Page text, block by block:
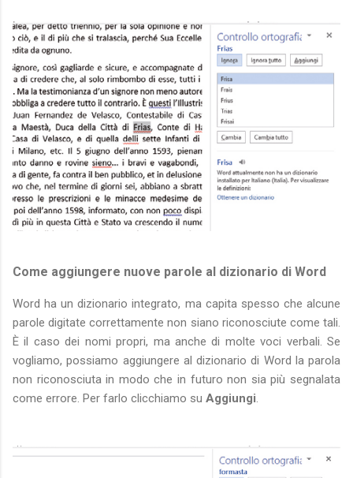
Come aggiungere nuove parole al dizionario di Word
Word ha un dizionario integrato, ma capita spesso che alcune
parole digitate correttamente non siano riconosciute come tali.
È il caso dei nomi propri, ma anche di molte voci verbali. Se
vogliamo, possiamo aggiungere al dizionario di Word la parola
non riconosciuta in modo che in futuro non sia più segnalata
come errore. Per farlo clicchiamo su Aggiungi.